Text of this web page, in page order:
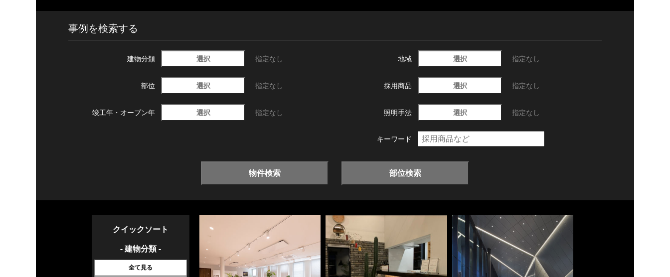
事例を検索する
建物分類 選択 指定なし 地域 選択 指定なし
部位 選択 指定なし 採用商品 選択 指定なし
竣工年・ オープン年 選択 指定なし 照明手法 選択 指定なし
キーワード
物件検索 部位検索
クイックソート
- 建物分類 -
全て見る